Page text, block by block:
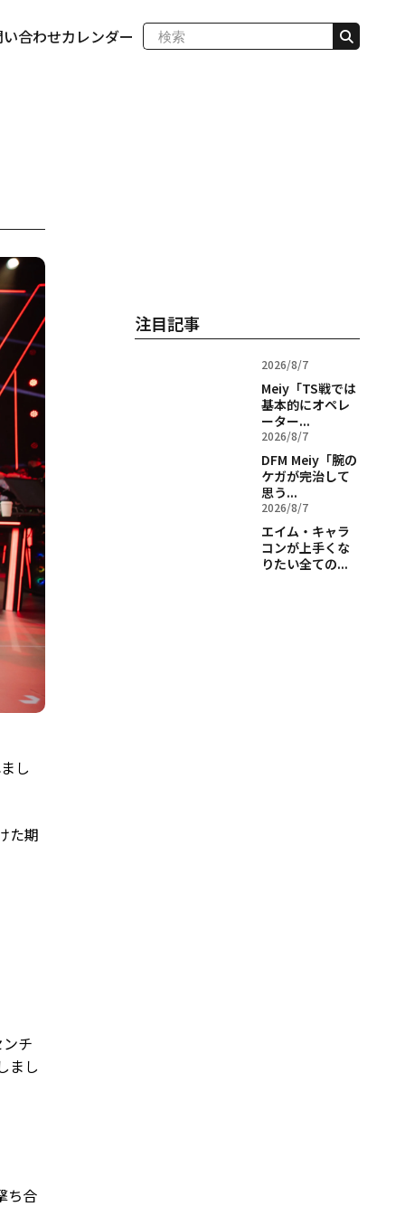
合わせカレンダー
し
た期
チ
まし
ち合
注目記事
2026/8/7
Meiy「TS戦では
基本的にオペレ
ーター...
2026/8/7
DFM Meiy「腕の
ケガが完治して
思う...
2026/8/7
エイム・キャラ
コンが上手くな
りたい全ての...